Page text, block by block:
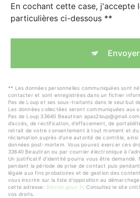
En cochant cette case, j'accepte
particulières ci-dessous **
Envoyer
** Les données personnelles communiquées sont
contacter et sont enregistrées dans un fichier
Pas de Loup et ses sous-traitants dans le seul but
Les données collectées seront communiquées aux
Pas de Loup 33640 Beautiran
d’accès, de rectification, d’effacement, de
retrait de votre consentement à tout moment et du
réclamation auprès d’une autorité de contrôle, ainsi
données post-mortem. Vous pouvez exercer ces
33640 Beautiran ou par courrier électronique à
Un justificatif d'identité pourra vous être demandé.
pendant la période de prise de contact puis
légale aux fins probatoires et de gestion des
vous inscrire sur la liste d'opposition au
cette adresse: Bloctel.gouv.fr . Consultez le site
vos droits.